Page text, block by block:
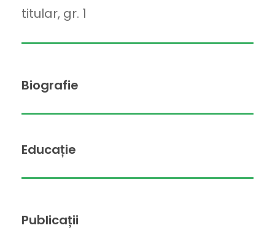
titular, gr. 1
Biografie
Educație
Publicații